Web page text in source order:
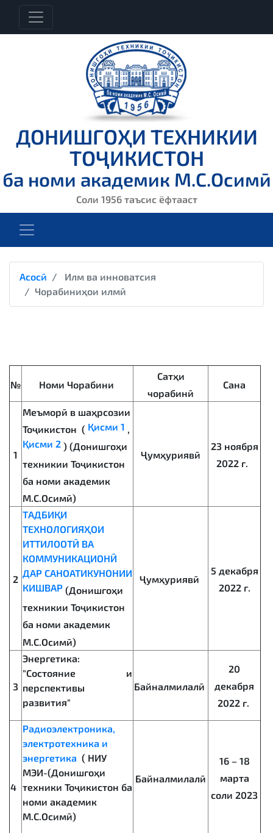
ДОНИШГОҲИ ТЕХНИКИИ
ТОҶИКИСТОН
ба номи академик М.С.Осимӣ
Соли 1956 таъсис ёфтааст
Асосӣ
Илм ва инноватсия
Чорабиниҳои илмӣ
№ Номи Чорабини
Сатҳи
чорабинӣ
Сана
1
Меъморӣ в шаҳрсозии
Тоҷикистон ( Қисми 1 ,
Қисми 2 ) (Донишгоҳи
техникии Тоҷикистон
ба номи академик
М.С.Осимӣ)
Ҷумҳуриявӣ
23 ноября
2022 г.
2
ТАДБИҚИ
ТЕХНОЛОГИЯҲОИ
ИТТИЛООТӢ ВА
КОММУНИКАЦИОНӢ
ДАР САНОАТИКУНОНИИ
КИШВАР (Донишгоҳи
техникии Тоҷикистон
ба номи академик
М.С.Осимӣ)
Ҷумҳуриявӣ
5 декабря
2022 г.
3
Энергетика:
"Состояние и
перспективы
развития"
Байналмилалӣ
20
декабря
2022 г.
4
Радиоэлектроника,
электротехника и
энергетика ( НИУ
МЭИ-(Донишгоҳи
техники Тоҷикистон ба
номи академик
М.С.Осимӣ)
Байналмилалӣ
16 – 18
марта
соли 2023